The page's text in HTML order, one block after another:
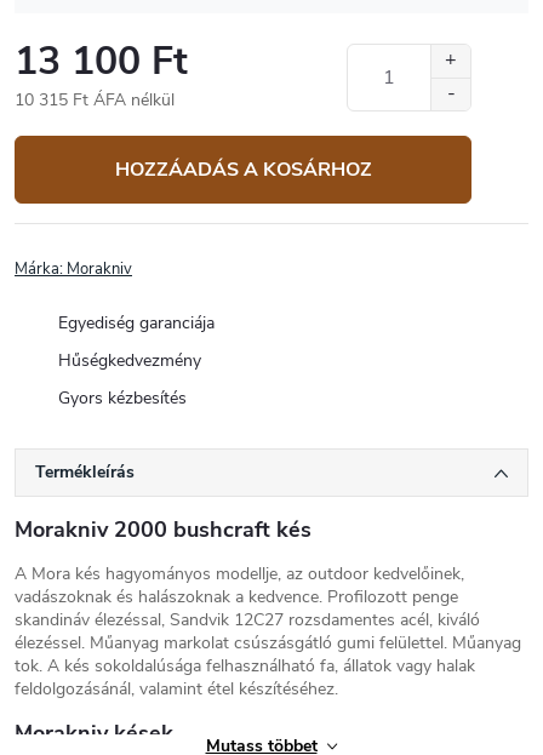
13 100 Ft
10 315 Ft ÁFA nélkül
HOZZÁADÁS A KOSÁRHOZ
Márka: Morakniv
Egyediség garanciája
Hűségkedvezmény
Gyors kézbesítés
Termékleírás
Morakniv 2000 bushcraft kés
A Mora kés hagyományos modellje, az outdoor kedvelőinek,
vadászoknak és halászoknak a kedvence. Profilozott penge
skandináv élezéssal, Sandvik 12C27 rozsdamentes acél, kiváló
élezéssel. Műanyag markolat csúszásgátló gumi felülettel. Műanyag
tok. A kés sokoldalúsága felhasználható fa, állatok vagy halak
feldolgozásánál, valamint étel készítéséhez.
Morakniv kések Mutass többet